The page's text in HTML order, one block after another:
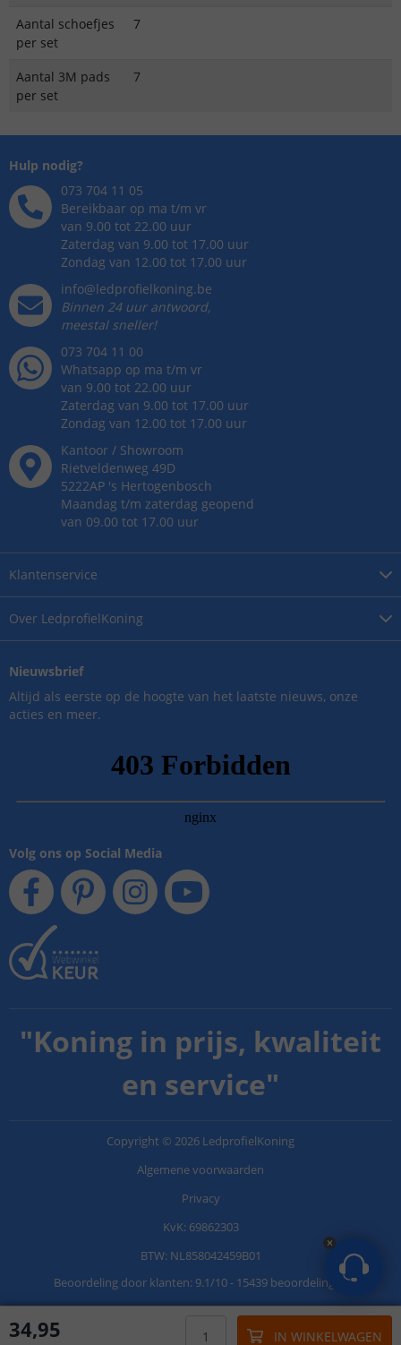
Aantal schoefjes
per set
7
Aantal 3M pads
per set
7
34,95 IN WINKELWAGEN
Over LedprofielKoning
Klantenservice
Hulp nodig?
073 704 11 05
Bereikbaar op ma t/m vr
van 9.00 tot 22.00 uur
Zaterdag van 9.00 tot 17.00 uur
Zondag van 12.00 tot 17.00 uur
info@ledprofielkoning.be
Binnen 24 uur antwoord,
meestal sneller!
073 704 11 00
Whatsapp op ma t/m vr
van 9.00 tot 22.00 uur
Zaterdag van 9.00 tot 17.00 uur
Zondag van 12.00 tot 17.00 uur
Kantoor / Showroom
Rietveldenweg 49D
5222AP 's Hertogenbosch
Maandag t/m zaterdag geopend
van 09.00 tot 17.00 uur
Nieuwsbrief
Altijd als eerste op de hoogte van het laatste nieuws, onze
acties en meer.
Volg ons op Social Media
"Koning in prijs, kwaliteit
en service"
Copyright © 2026 LedprofielKoning
Algemene voorwaarden
Privacy
KvK: 69862303
BTW: NL858042459B01
Beoordeling door klanten: 9.1/10- 15439 beoordelingen